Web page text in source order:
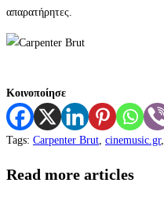
απαρατήρητες.
Κοινοποίησε
Tags: Carpenter Brut, cinemusic.gr,
Read more articles